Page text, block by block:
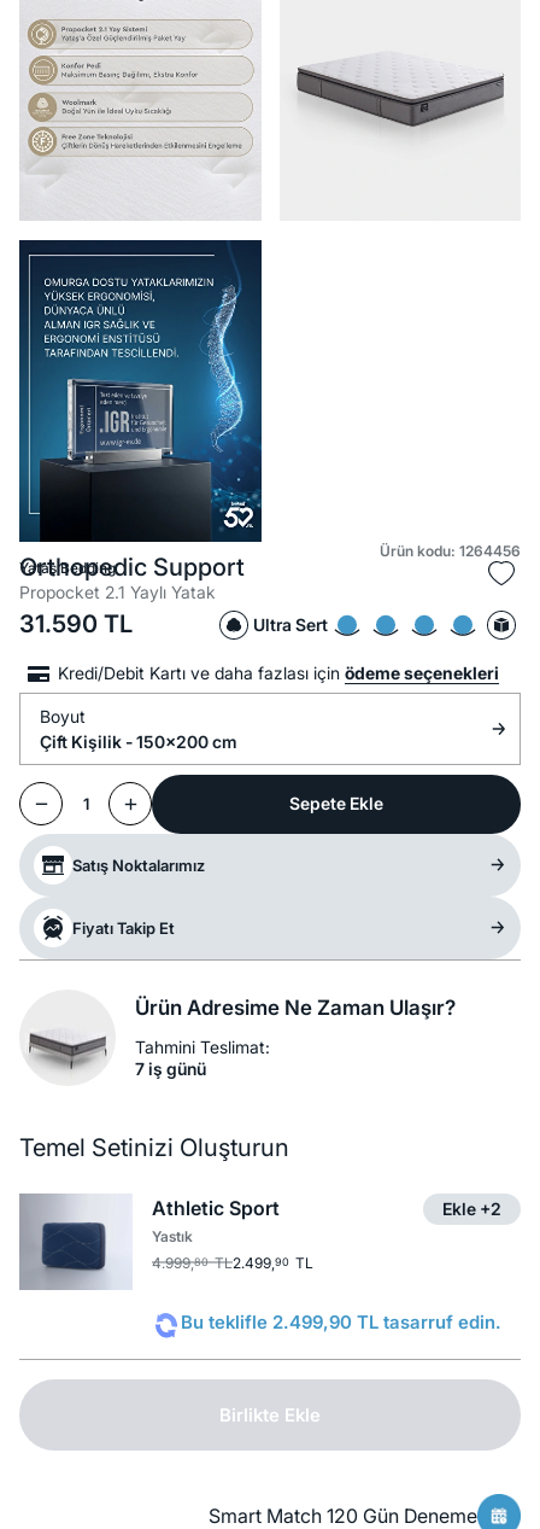
Ürün kodu: 1264456
Yataş Bedding
Orthopedic Support
Propocket 2.1 Yaylı Yatak
31.590 TL Ultra Sert
Kredi/Debit Kartı ve daha fazlası için ödeme seçenekleri
Boyut
Çift Kişilik - 150x200 cm
1 Sepete Ekle
Satış Noktalarımız
Fiyatı Takip Et
Ürün Adresime Ne Zaman Ulaşır?
Tahmini Teslimat:
7 iş günü
Temel Setinizi Oluşturun
Athletic Sport
Yastık
4.999,80 TL2.499, 90 TL
Ekle +2
Bu teklifle 2.499,90 TL tasarruf edin.
Birlikte Ekle
Smart Match 120 Gün Deneme